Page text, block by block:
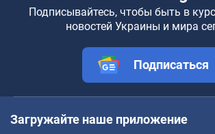
Подписывайтесь, чтобы быть в
новостей Украины и мира
Подписаться
Загружайте наше приложение